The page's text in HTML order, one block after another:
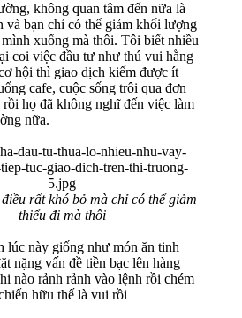
không quan tâm đến nữa là
và bạn chỉ có thể giảm khối lượng
xuống mà thôi. Tôi biết nhiều
coi việc đầu tư như thú vui hằng
hội thì giao dịch kiếm được ít
cafe, cuộc sống trôi qua đơn
rồi họ đã không nghĩ đến việc làm
nữa.
rất khó bỏ mà chỉ có thể giảm
thiểu đi mà thôi
lúc này giống như món ăn tinh
nặng vấn đề tiền bạc lên hàng
nào rảnh rảnh vào lệnh rồi chém
hữu thế là vui rồi